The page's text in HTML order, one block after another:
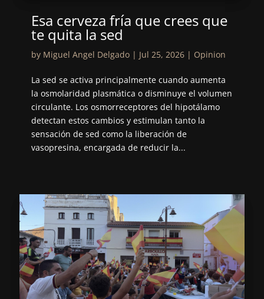
Esa cerveza fría que crees que
te quita la sed
by Miguel Angel Delgado| Jul 25, 2026| Opinion
La sed se activa principalmente cuando aumenta
la osmolaridad plasmática o disminuye el volumen
circulante. Los osmorreceptores del hipotálamo
detectan estos cambios y estimulan tanto la
sensación de sed como la liberación de
vasopresina, encargada de reducir la...